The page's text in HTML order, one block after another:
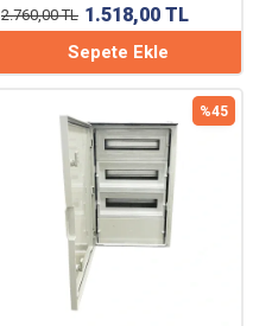
2.760,00TL 1.518,00 TL
Sepete Ekle
%45